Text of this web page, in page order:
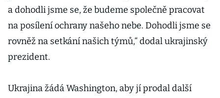
a dohodli jsme se, že budeme společně pracovat
na posílení ochrany našeho nebe. Dohodli jsme se
rovněž na setkání našich týmů,“ dodal ukrajinský
prezident.
Ukrajina žádá Washington, aby jí prodal další